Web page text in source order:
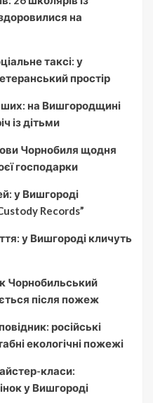
на
таксі: у
простір
на Вишгородщині
із дітьми
Чорнобиля щодня
господарки
у Вишгороді
Records”
у Вишгороді кличуть
Чорнобильський
після пожеж
російські
екологічні пожежі
класи:
у Вишгороді